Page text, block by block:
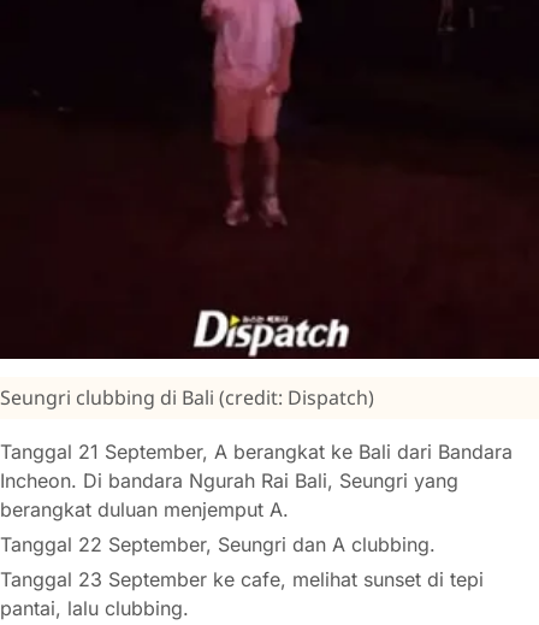
Seungri clubbing di Bali (credit: Dispatch)
Tanggal 21 September, A berangkat ke Bali dari Bandara
Incheon. Di bandara Ngurah Rai Bali, Seungri yang
berangkat duluan menjemput A.
Tanggal 22 September, Seungri dan A clubbing.
Tanggal 23 September ke cafe, melihat sunset di tepi
pantai, lalu clubbing.